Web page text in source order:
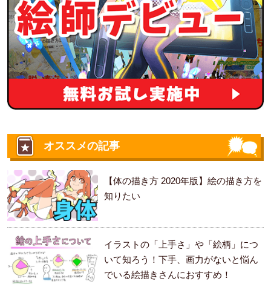
オススメの記事
【体の描き方 2020年版】絵の描き方を
知りたい
イラストの「上手さ」や「絵柄」につ
いて知ろう！下手、画力がないと悩ん
でいる絵描きさんにおすすめ！